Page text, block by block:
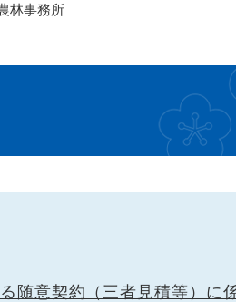
林事務所
随意契約（三者見積等）に